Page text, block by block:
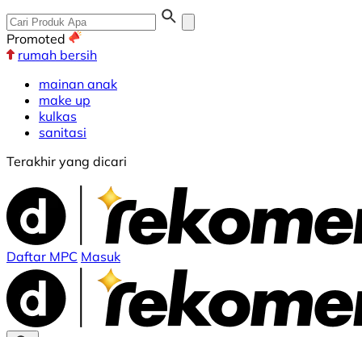
Promoted
rumah bersih
mainan anak
make up
kulkas
sanitasi
Terakhir yang dicari
Daftar MPC Masuk